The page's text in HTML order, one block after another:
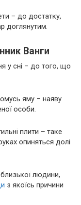
– до достатку,
доглянутим.
Ванги
у сні – до того, що
яму – наяву
особи.
плити – таке
опиняться долі
людини,
з якоїсь причини